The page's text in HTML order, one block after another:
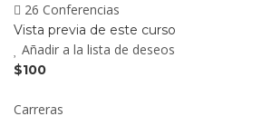
26 Conferencias
Vista previa de este curso
Añadir a la lista de deseos
$100
Carreras